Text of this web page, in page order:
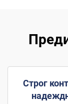
Строг